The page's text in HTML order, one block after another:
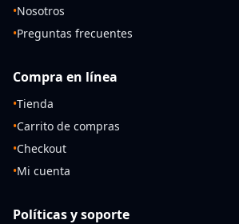
•Nosotros
•Preguntas frecuentes
Compra en línea
•Tienda
•Carrito de compras
•Checkout
•Mi cuenta
Políticas y soporte